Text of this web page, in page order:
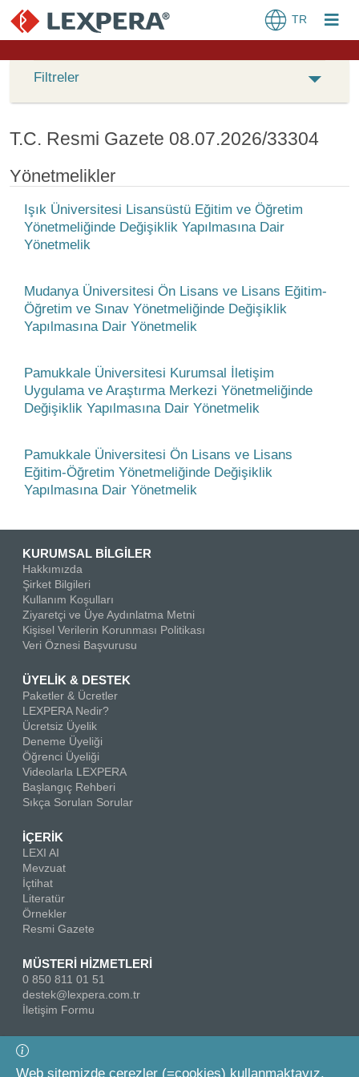
TR
Filtreler
T.C. Resmi Gazete 08.07.2026/33304
Yönetmelikler
Işık Üniversitesi Lisansüstü Eğitim ve Öğretim
Yönetmeliğinde Değişiklik Yapılmasına Dair
Yönetmelik
Mudanya Üniversitesi Ön Lisans ve Lisans Eğitim-
Öğretim ve Sınav Yönetmeliğinde Değişiklik
Yapılmasına Dair Yönetmelik
Pamukkale Üniversitesi Kurumsal İletişim
Uygulama ve Araştırma Merkezi Yönetmeliğinde
Değişiklik Yapılmasına Dair Yönetmelik
Pamukkale Üniversitesi Ön Lisans ve Lisans
Eğitim-Öğretim Yönetmeliğinde Değişiklik
Yapılmasına Dair Yönetmelik
KURUMSAL BİLGİLER
Hakkımızda
Şirket Bilgileri
Kullanım Koşulları
Ziyaretçi ve Üye Aydınlatma Metni
Kişisel Verilerin Korunması Politikası
Veri Öznesi Başvurusu
ÜYELİK & DESTEK
Paketler & Ücretler
LEXPERA Nedir?
Ücretsiz Üyelik
Deneme Üyeliği
Öğrenci Üyeliği
Videolarla LEXPERA
Başlangıç Rehberi
Sıkça Sorulan Sorular
İÇERİK
LEXI AI
Mevzuat
İçtihat
Literatür
Örnekler
Resmi Gazete
MÜSTERİ HİZMETLERİ
0 850 811 01 51
destek@lexpera.com.tr
İletişim Formu
Bizi Takip Edin
Web sitemizde çerezler (=cookies) kullanmaktayız.